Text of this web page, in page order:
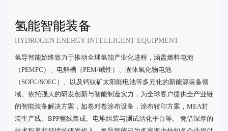
氢能智能装备
HYDROGEN ENERGY INTELLIGENT EQUIPMENT
氢导智能始终致力于推动全球氢能产业化进程，涵盖燃料电池
（PEMFC）、电解槽（PEM/碱性）、固体氧化物电池
（SOFC/SOEC）、以及钙钛矿太阳能电池等多元化的新能源装备领
域。依托强大的研发创新与智能制造实力，为全球客户提供全产业链
的智能装备解决方案，如卷对卷涂布设备，涂布转印方案，MEA封
装生产线、BPP整线集成、电堆组装与测试活化平台等。 凭借深厚的